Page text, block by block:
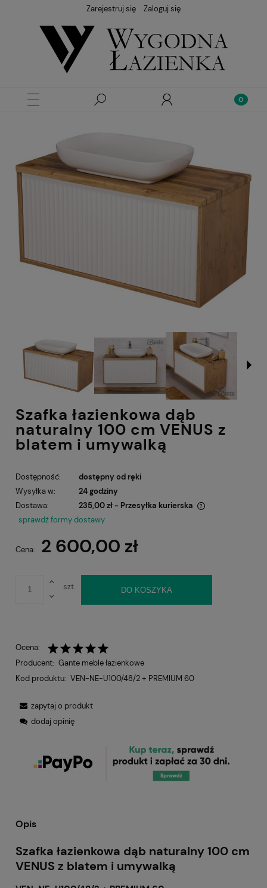
Zarejestruj się Zaloguj się
Szafka łazienkowa dąb
naturalny 100 cm VENUS z
blatem i umywalką
Dostępność:
dostępny od ręki
Wysyłka w:
24 godziny
Dostawa:
235,00 zł - Przesyłka kurierska
Cena nie zawiera ewentualnych kosztów płatności
sprawdź formy dostawy
Cena: 2 600,00 zł
szt. DO KOSZYKA
Ocena:
Producent: Gante meble łazienkowe
Kod produktu: VEN-NE-U100/48/2 + PREMIUM 60
zapytaj o produkt
dodaj opinię
Opis
Szafka łazienkowa dąb naturalny 100 cm
VENUS z blatem i umywalką